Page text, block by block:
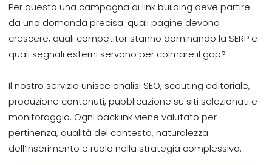
Per questo una campagna di link building deve partire
da una domanda precisa: quali pagine devono
crescere, quali competitor stanno dominando la SERP e
quali segnali esterni servono per colmare il gap?
Il nostro servizio unisce analisi SEO, scouting editoriale,
produzione contenuti, pubblicazione su siti selezionati e
monitoraggio. Ogni backlink viene valutato per
pertinenza, qualità del contesto, naturalezza
dell’inserimento e ruolo nella strategia complessiva.